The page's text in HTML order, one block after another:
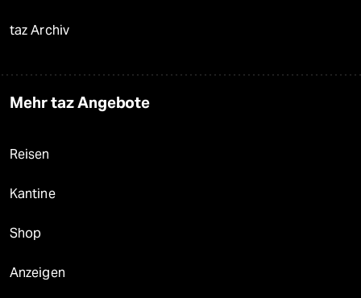
taz Archiv
Mehr taz Angebote
Reisen
Kantine
Shop
Anzeigen